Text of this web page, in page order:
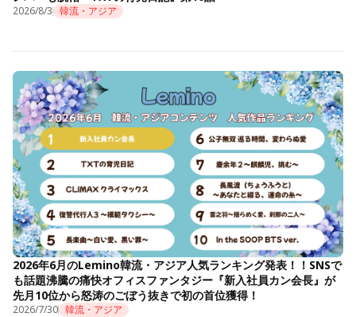
2026/8/3 韓流・アジア
2026年6月のLemino韓流・アジア人気ランキング発表！！SNSで
も話題沸騰の痛快オフィスファンタジー『新入社員カン会長』が
先月10位から怒涛のごぼう抜きで初の首位獲得！
2026/7/30 韓流・アジア